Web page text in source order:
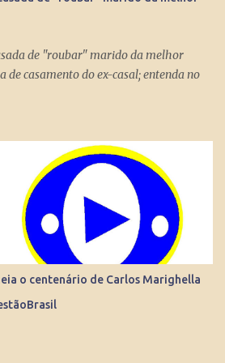
milionários, transformar anônimos
fenômenos como Juliette, mas ai já é
de "roubar" marido da melhor
casamento do ex-casal; entenda no
o centenário de Carlos Marighella